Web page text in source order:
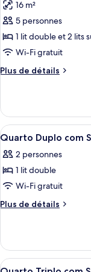
Suite
Familiar
les
photos
pour
ce
type
de
Suite
com
Varanda
16 m²
5 personnes
1 lit double et 2 lits
Wi-Fi gratuit
Plus de détails
Plus
le
type
de
Suite
com
Afficher
toutes
les
photos
pour
ce
chambre :
Quarto
4
Quarto Duplo com
2 personnes
1 lit double
Wi-Fi gratuit
Plus de détails
Plus
le
type
de
Afficher
4